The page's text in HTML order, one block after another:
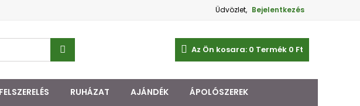
Üdvözlet, Bejelentkezés
Az Ön kosara: 0 Termék 0 Ft‎
FELSZERELÉS RUHÁZAT AJÁNDÉK ÁPOLÓSZEREK